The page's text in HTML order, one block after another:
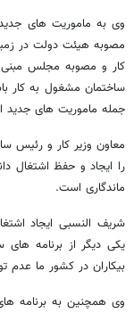
وی به ماموریت های
مصوبه هیئت دولت در
ساختمان مشغول به کار
جمله ماموریت های جدید
معاون وزیر کار و رئیس
را ایجاد و حفظ اشتغال
ماندگاری است.
شریف النسبی ایجاد
یکی دیگر از برنامه
بیکاران در کشور ما عدم
وی همچنین به برنامه